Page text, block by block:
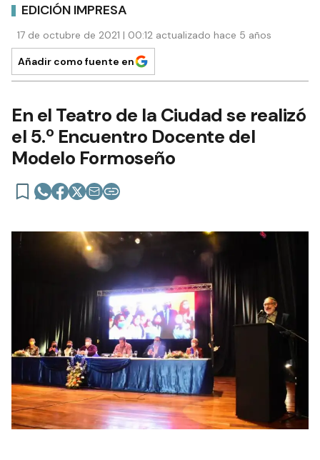
EDICIÓN IMPRESA
17 de octubre de 2021 | 00:12 actualizado hace 5 años
Añadir como fuente en
En el Teatro de la Ciudad se realizó
el 5.º Encuentro Docente del
Modelo Formoseño